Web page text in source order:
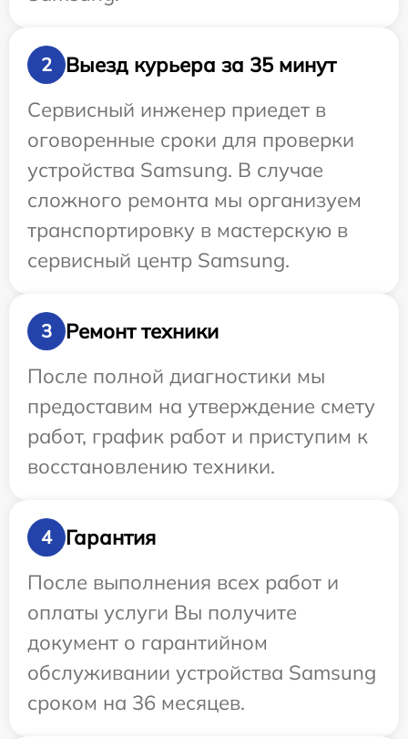
2
Выезд курьера за 35 минут
Сервисный инженер приедет в
оговоренные сроки для проверки
устройства Samsung. В случае
сложного ремонта мы организуем
транспортировку в мастерскую в
сервисный центр Samsung.
3
Ремонт техники
После полной диагностики мы
предоставим на утверждение смету
работ, график работ и приступим к
восстановлению техники.
4
Гарантия
После выполнения всех работ и
оплаты услуги Вы получите
документ о гарантийном
обслуживании устройства Samsung
сроком на 36 месяцев.